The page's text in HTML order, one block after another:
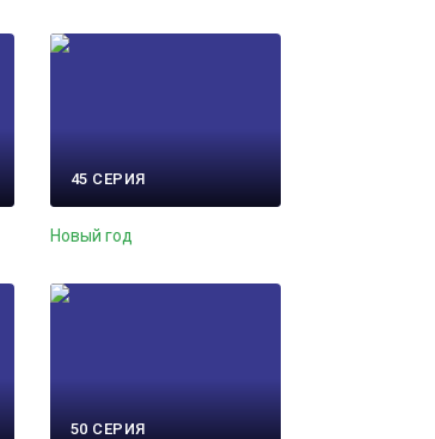
45 СЕРИЯ
Новый год
50 СЕРИЯ